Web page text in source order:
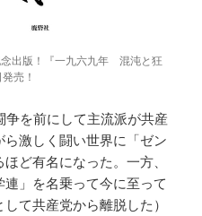
出版！『一九六九年 混沌と狂
売！
を前にして主流派が共産
激しく闘い世界に「ゼン
ど有名になった。一方、
」を名乗って今に至って
て共産党から離脱した）